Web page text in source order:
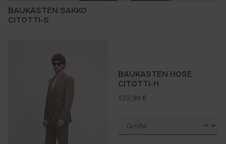
BAUKASTEN SAKKO
CITOTTI-S
BAUKASTEN HOSE
CITOTTI-H
regulärer preis:
129,99 €